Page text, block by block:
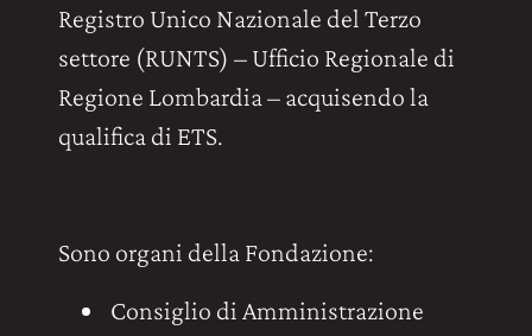
Registro Unico Nazionale del Terzo
settore (RUNTS) – Ufficio Regionale di
Regione Lombardia – acquisendo la
qualifica di ETS.
Sono organi della Fondazione:
Consiglio di Amministrazione